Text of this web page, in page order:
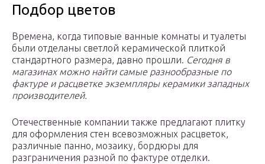
Подбор цветов
Времена, когда типовые ванные комнаты и туалеты
были отделаны светлой керамической плиткой
стандартного размера, давно прошли. Сегодня в
магазинах можно найти самые разнообразные по
фактуре и расцветке экземпляры керамики западных
производителей.
Отечественные компании также предлагают плитку
для оформления стен всевозможных расцветок,
различные панно, мозаику, бордюры для
разграничения разной по фактуре отделки.